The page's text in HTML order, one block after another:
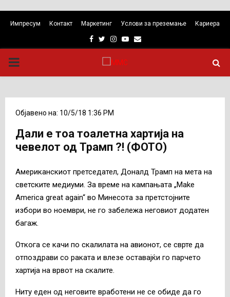
Импресум Контакт Маркетинг Услови за преземање Кариера
Facebook
TwitterInstagram
Youtube
Email
PRIMARY
Објавено на: 10/5/18 1:36 PM
Дали е тоа тоалетна хартија на
чевелот од Трамп ?! (ФОТО)
Американскиот претседател, Доналд Трамп на мета на
светските медиуми. За време на кампањата „Мake
Аmerica great again“ во Минесота за претстојните
избори во ноември, не го забележа неговиот додатен
багаж.
Откога се качи по скалилата на авионот, се сврте да
отпоздрави со раката и влезе оставајќи го парчето
хартија на врвот на скалите.
Ниту еден од неговите вработени не се обиде да го